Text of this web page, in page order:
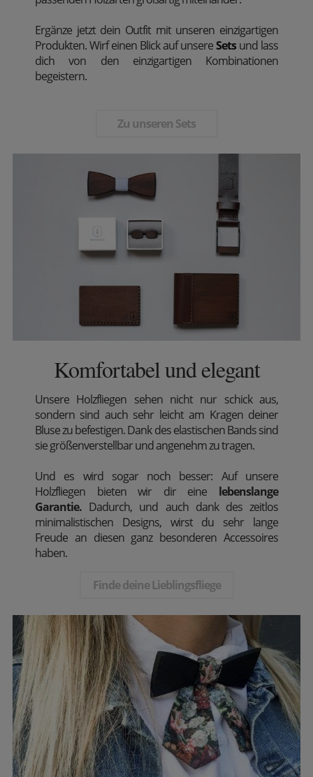
Ergänze jetzt dein Outfit mit unseren einzigartigen
Produkten. Wirf einen Blick auf unsereSetsund lass
dich von den einzigartigen Kombinationen
begeistern.
Zu unseren Sets
Komfortabel und elegant
Unsere Holzfliegen sehen nicht nur schick aus,
sondern sind auch sehr leicht am Kragen deiner
Bluse zu befestigen. Dank des elastischen Bands sind
sie größenverstellbar und angenehm zu tragen.
Und es wird sogar noch besser: Auf unsere
Holzfliegen bieten wir dir eine lebenslange
Garantie. Dadurch, und auch dank des zeitlos
minimalistischen Designs, wirst du sehr lange
Freude an diesen ganz besonderen Accessoires
haben.
Finde deine Lieblingsfliege